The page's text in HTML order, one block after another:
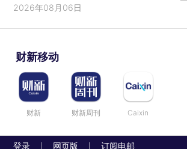
2026年08月06日
财新移动
财新 财新周刊 Caixin
登录 网页版 订阅电邮